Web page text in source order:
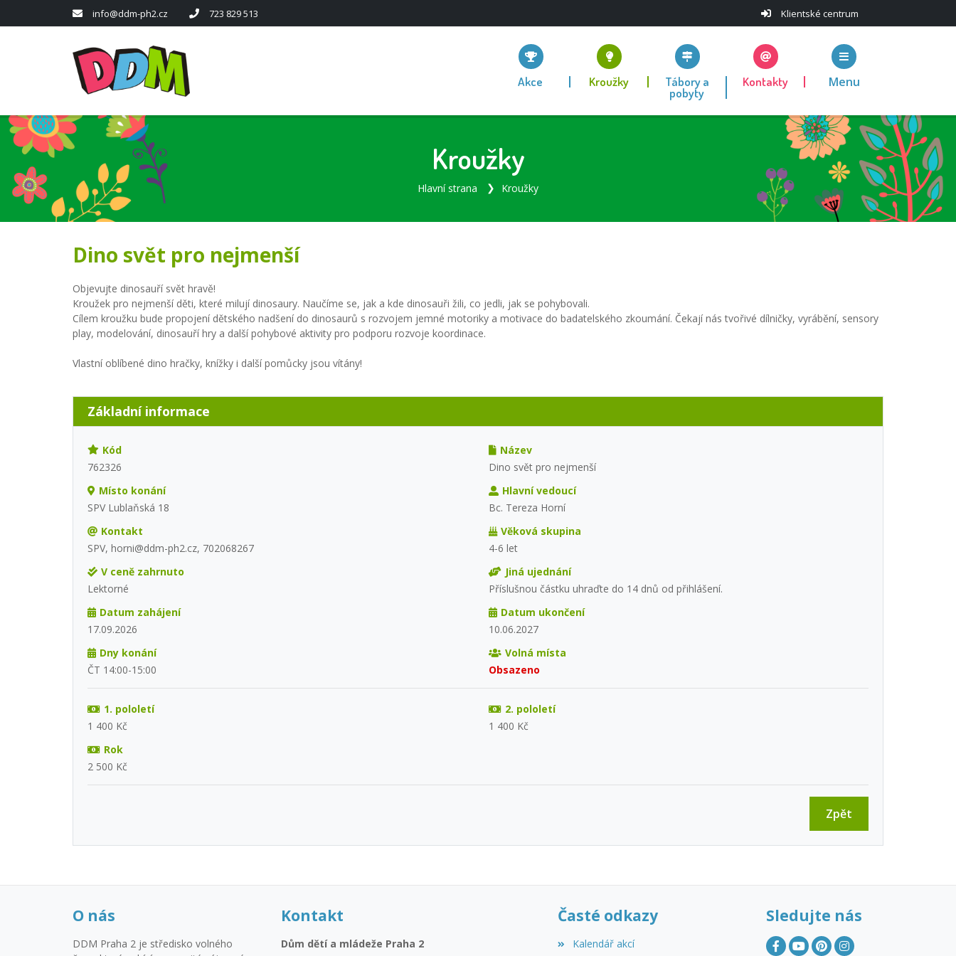
info@ddm-ph2.cz 723 829 513 Klientské centrum
Akce Kroužky Tábory a
pobyty
Kontakty Menu
Kroužky
Hlavní strana Kroužky
Dino svět pro nejmenší
Objevujte dinosauří svět hravě!
Kroužek pro nejmenší děti, které milují dinosaury. Naučíme se, jak a kde dinosauři žili, co jedli, jak se pohybovali.
Cílem kroužku bude propojení dětského nadšení do dinosaurů s rozvojem jemné motoriky a motivace do badatelského zkoumání. Čekají nás tvořivé dílničky, vyrábění, sensory
play, modelování, dinosauří hry a další pohybové aktivity pro podporu rozvoje koordinace.
Vlastní oblíbené dino hračky, knížky i další pomůcky jsou vítány!
Základní informace
Kód
762326
Název
Dino svět pro nejmenší
Místo konání
SPV Lublaňská 18
Hlavní vedoucí
Bc. Tereza Horní
Kontakt
SPV, horni@ddm-ph2.cz, 702068267
Věková skupina
4-6 let
V ceně zahrnuto
Lektorné
Jiná ujednání
Příslušnou částku uhraďte do 14 dnů od přihlášení.
Datum zahájení
17.09.2026
Datum ukončení
10.06.2027
Dny konání
ČT 14:00-15:00
Volná místa
Obsazeno
1. pololetí
1 400 Kč
2. pololetí
1 400 Kč
Rok
2 500 Kč
Zpět
O nás
DDM Praha 2 je středisko volného
Kontakt
Dům dětí a mládeže Praha 2
Časté odkazy
Kalendář akcí
Sledujte nás